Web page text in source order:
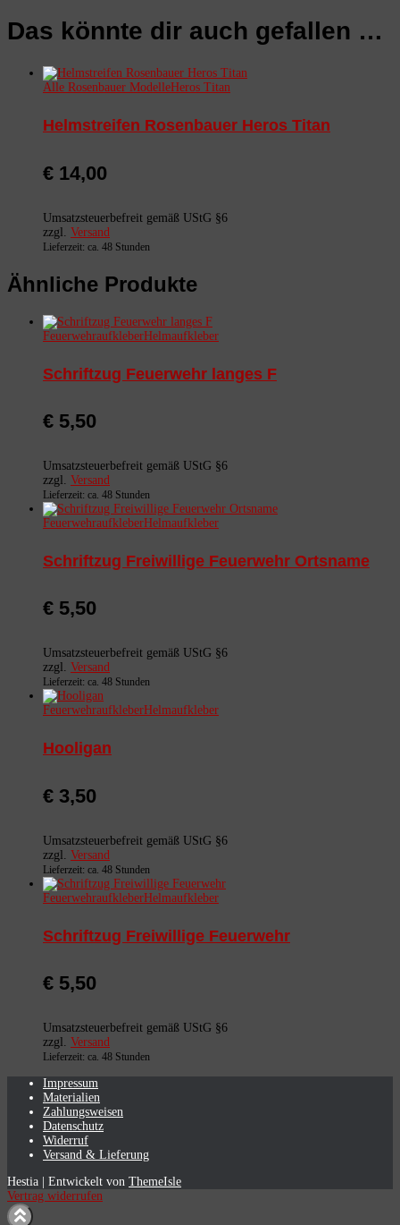
Das könnte dir auch gefallen …
Alle Rosenbauer Modelle Heros Titan
Helmstreifen Rosenbauer Heros Titan
€ 14,00
Umsatzsteuerbefreit gemäß UStG §6
zzgl. Versand
Lieferzeit: ca. 48 Stunden
Ähnliche Produkte
FeuerwehraufkleberHelmaufkleber
Schriftzug Feuerwehr langes F
€ 5,50
Umsatzsteuerbefreit gemäß UStG §6
zzgl. Versand
Lieferzeit: ca. 48 Stunden
Feuerwehraufkleber Helmaufkleber
Schriftzug Freiwillige Feuerwehr Ortsname
€ 5,50
Umsatzsteuerbefreit gemäß UStG §6
zzgl. Versand
Lieferzeit: ca. 48 Stunden
Feuerwehraufkleber Helmaufkleber
Hooligan
€ 3,50
Umsatzsteuerbefreit gemäß UStG §6
zzgl. Versand
Lieferzeit: ca. 48 Stunden
Feuerwehraufkleber Helmaufkleber
Schriftzug Freiwillige Feuerwehr
€ 5,50
Umsatzsteuerbefreit gemäß UStG §6
zzgl. Versand
Lieferzeit: ca. 48 Stunden
Impressum
Materialien
Zahlungsweisen
Datenschutz
Widerruf
Versand & Lieferung
Hestia | Entwickelt von ThemeIsle
Vertrag widerrufen